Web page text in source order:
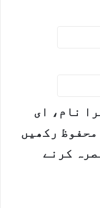
نام، ای
رکھیں
کرنے